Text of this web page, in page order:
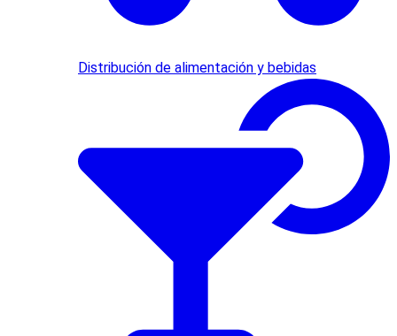
Distribución de alimentación y bebidas